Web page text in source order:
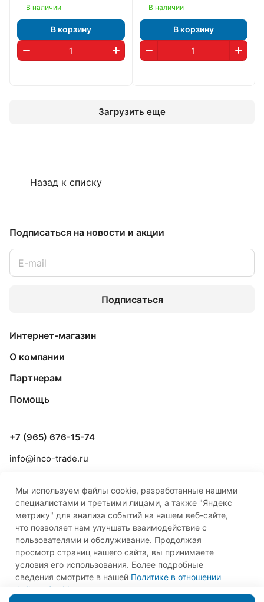
В наличии
В корзину
В наличии
В корзину
Загрузить еще
Назад к списку
Подписаться на новости и акции
Подписаться
Интернет-магазин
О компании
Партнерам
Помощь
+7 (965) 676-15-74
info@inco-trade.ru
© 2026 ООО «Инко-Трейд»
Мы используем файлы cookie, разработанные нашими
специалистами и третьими лицами, а также "Яндекс
метрику" для анализа событий на нашем веб-сайте,
что позволяет нам улучшать взаимодействие с
пользователями и обслуживание. Продолжая
просмотр страниц нашего сайта, вы принимаете
условия его использования. Более подробные
сведения смотрите в нашей Политике в отношении
файлов Cookie